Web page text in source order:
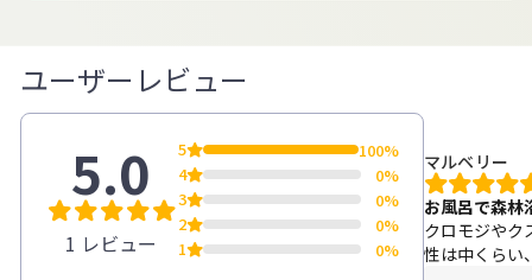
ユーザーレビュー
5.0
1 レビュー
5
100%
4
0%
3
0%
2
0%
1
0%
マルベリー
お風呂で森林
クロモジやク
性は中くらい